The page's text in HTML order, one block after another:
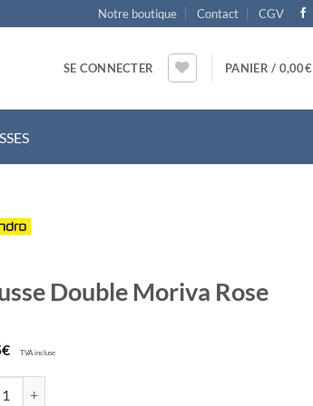
Notre boutique Contact CGV
SE CONNECTER PANIER / 0,00€
Double Moriva Rose
€ TVA incluse